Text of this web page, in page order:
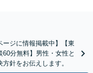
ージに情報掲載中】【東
分無料】男性・女性と
針をお伝えします。